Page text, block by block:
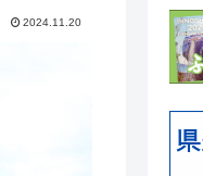
2024.11.20